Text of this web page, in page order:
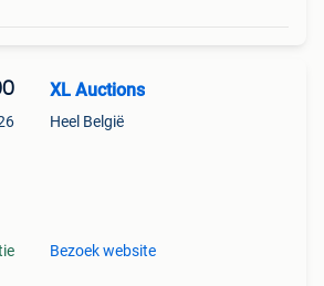
XL Auctions
Heel België
Bezoek website